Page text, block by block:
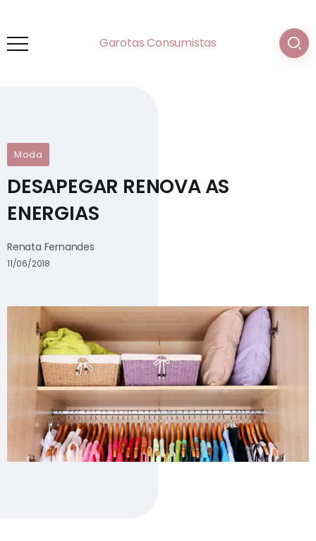
Garotas Consumistas
Moda
DESAPEGAR RENOVA AS
ENERGIAS
Renata Fernandes
11/06/2018